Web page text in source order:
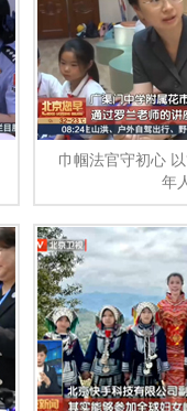
巾帼法官守初心
年